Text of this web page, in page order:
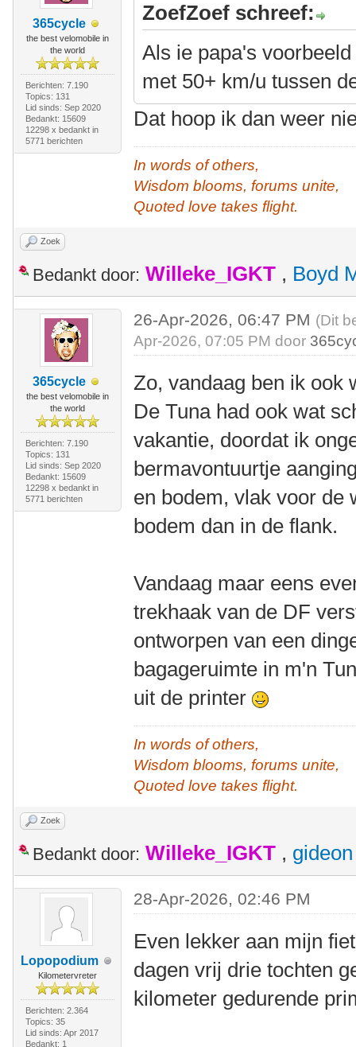
365cycle
the best velomobile in
the world
Berichten: 7.190
Topics: 131
Lid sinds: Sep 2020
Bedankt: 15609
12298 x bedankt in
5771 berichten
ZoefZoef schreef:
Als ie papa's
met 50+ km/u tussen
Dat hoop ik dan weer
In words of others,
Wisdom blooms, forums unite,
Quoted love takes flight.
Zoek
Bedankt door: Willeke_IGKT , Boyd
365cycle
the best velomobile in
the world
Berichten: 7.190
Topics: 131
Lid sinds: Sep 2020
Bedankt: 15609
12298 x bedankt in
5771 berichten
26-Apr-2026, 06:47 PM (Dit
Apr-2026, 07:05 PM door
Zo, vandaag ben ik ook
De Tuna had ook wat
vakantie, doordat ik
bermavontuurtje
en bodem, vlak voor de
bodem dan in de flank.
Vandaag maar eens
trekhaak van de DF
ontworpen van een
bagageruimte in m'n
uit de printer
In words of others,
Wisdom blooms, forums unite,
Quoted love takes flight.
Zoek
Bedankt door: Willeke_IGKT , gideon
Lopopodium
Kilometervreter
Berichten: 2.364
Topics: 35
Lid sinds: Apr 2017
Bedankt: 1
28-Apr-2026, 02:46 PM
Even lekker aan mijn
dagen vrij drie tochten
kilometer gedurende